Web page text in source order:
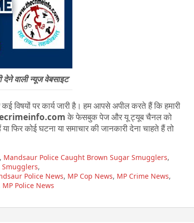
वाली न्यूज वेबसाइट
विषयों पर कार्य जारी है। हम आपसे अपील करते हैं कि हमारी
के फेसबुक पेज और यू ट्यूब चैनल को
कोई घटना या समाचार की जानकारी देना चाहते हैं तो
, Mandsaur Police Caught Brown Sugar Smugglers,
Smugglers,
Police News, MP Cop News, MP Crime News,
MP Police News